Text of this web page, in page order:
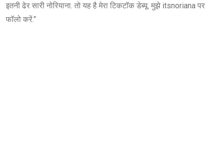
इतनी ढेर सारी नोरियाना. तो यह है मेरा टिकटॉक डेब्यू. मुझे itsnoriana पर
फॉलो करें.”